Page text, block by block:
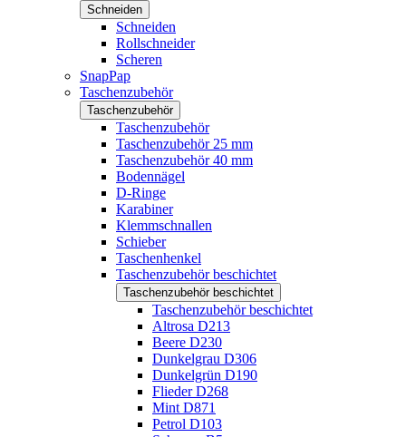
Schneiden
Schneiden
Rollschneider
Scheren
SnapPap
Taschenzubehör
Taschenzubehör
Taschenzubehör
Taschenzubehör 25 mm
Taschenzubehör 40 mm
Bodennägel
D-Ringe
Karabiner
Klemmschnallen
Schieber
Taschenhenkel
Taschenzubehör beschichtet
Taschenzubehör beschichtet
Taschenzubehör beschichtet
Altrosa D213
Beere D230
Dunkelgrau D306
Dunkelgrün D190
Flieder D268
Mint D871
Petrol D103